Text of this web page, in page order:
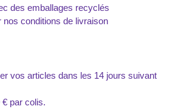
des emballages recyclés
nos conditions de livraison
vos articles dans les 14 jours suivant
par colis.